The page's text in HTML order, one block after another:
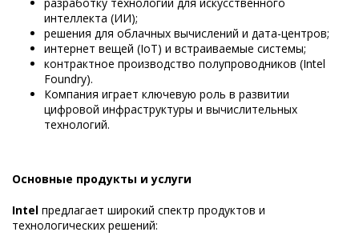
интеллекта (ИИ);
решения для облачных вычислений и дата-центров;
интернет вещей (IoT) и встраиваемые системы;
контрактное производство полупроводников (Intel
Foundry).
Компания играет ключевую роль в развитии
цифровой инфраструктуры и вычислительных
технологий.
Основные продукты и услуги
Intel предлагает широкий спектр продуктов и
технологических решений: